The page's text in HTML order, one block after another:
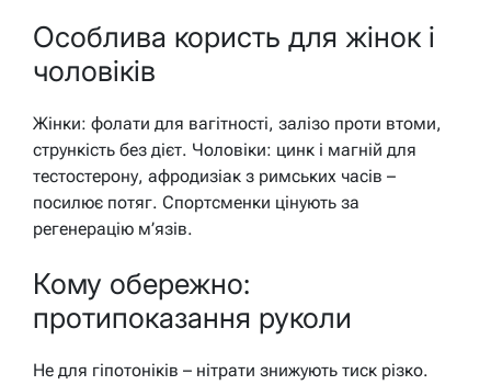
Особлива користь для жінок і
чоловіків
Жінки: фолати для вагітності, залізо проти втоми,
стрункість без дієт. Чоловіки: цинк і магній для
тестостерону, афродизіак з римських часів –
посилює потяг. Спортсменки цінують за
регенерацію м’язів.
Кому обережно:
протипоказання руколи
Не для гіпотоніків – нітрати знижують тиск різко.